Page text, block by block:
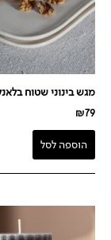
מגש בינוני שטוח
₪79
הוספה לסל